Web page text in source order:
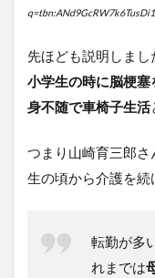
先ほども説明しまし
小学生の時に脳梗
身不随で車椅子生活
つまり山崎育三郎
生の頃から介護を続
転勤が多
れまでは